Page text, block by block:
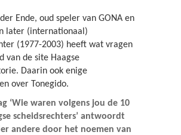
Ende, oud speler van GONA en
later (internationaal)
(1977-2003) heeft wat vragen
van de site Haagse
Daarin ook enige
over Tonegido.
‘Wie waren volgens jou de 10
scheidsrechters’ antwoordt
andere door het noemen van